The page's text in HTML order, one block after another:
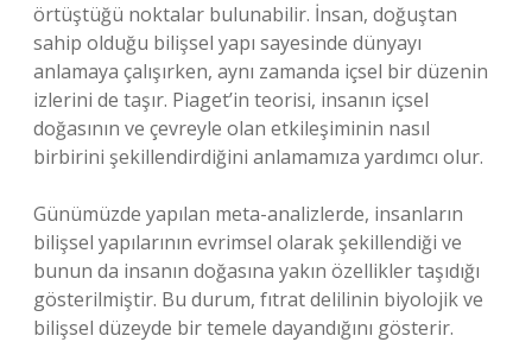
örtüştüğü noktalar bulunabilir. İnsan, doğuştan
sahip olduğu bilişsel yapı sayesinde dünyayı
anlamaya çalışırken, aynı zamanda içsel bir düzenin
izlerini de taşır. Piaget’in teorisi, insanın içsel
doğasının ve çevreyle olan etkileşiminin nasıl
birbirini şekillendirdiğini anlamamıza yardımcı olur.
Günümüzde yapılan meta-analizlerde, insanların
bilişsel yapılarının evrimsel olarak şekillendiği ve
bunun da insanın doğasına yakın özellikler taşıdığı
gösterilmiştir. Bu durum, fıtrat delilinin biyolojik ve
bilişsel düzeyde bir temele dayandığını gösterir.